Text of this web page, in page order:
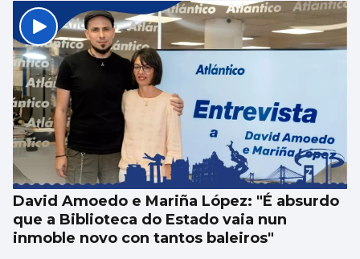
David Amoedo e Mariña López: "É absurdo
que a Biblioteca do Estado vaia nun
inmoble novo con tantos baleiros"